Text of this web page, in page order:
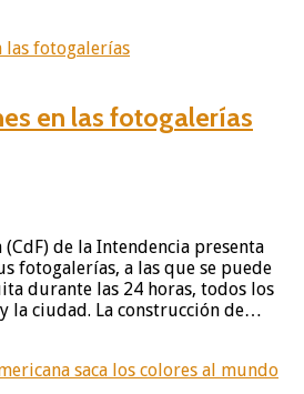
en las fotogalerías
de la Intendencia presenta
fotogalerías, a las que se puede
durante las 24 horas, todos los
la ciudad. La construcción de…